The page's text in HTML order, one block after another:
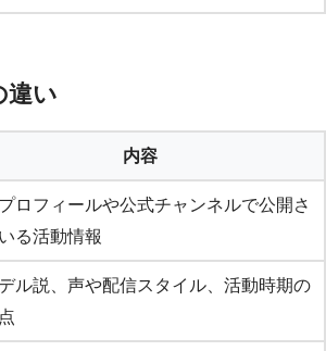
違い
内容
ロフィールや公式チャンネルで公開さ
る活動情報
ル説、声や配信スタイル、活動時期の